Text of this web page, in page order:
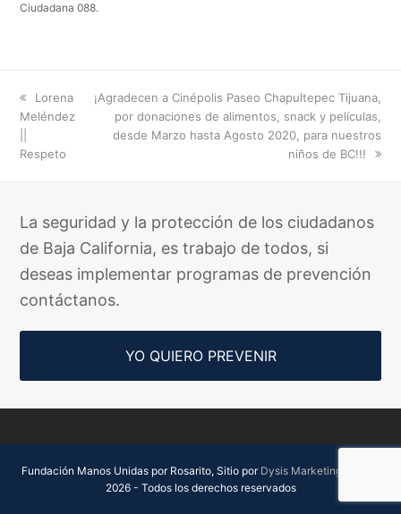
Ciudadana 088.
previous
post:
Lorena
Meléndez
Respeto
next
post:
¡Agradecen a Cinépolis Paseo Chapultepec Tijuana,
por donaciones de alimentos, snack y películas,
desde Marzo hasta Agosto 2020, para nuestros
niños de BC!!!
La seguridad y la protección de los ciudadanos
de Baja California, es trabajo de todos, si
deseas implementar programas de prevención
contáctanos.
YO QUIERO PREVENIR
Fundación Manos Unidas por Rosarito, Sitio por Dysis Marketing Digital.
2026 - Todos los derechos reservados